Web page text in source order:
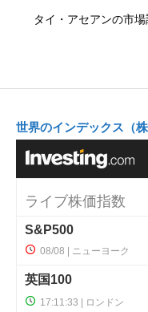
タイ・アセアンの市
世界のインデックス（株